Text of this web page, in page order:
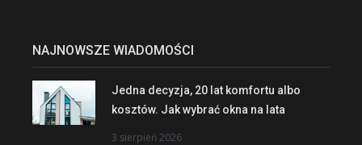
NAJNOWSZE WIADOMOŚCI
Jedna decyzja, 20 lat komfortu albo
kosztów. Jak wybrać okna na lata
3 sierpień 2026